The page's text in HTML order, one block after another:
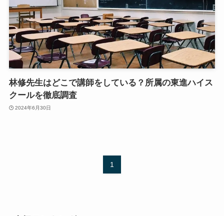
林修先生はどこで講師をしている？所属の東進ハイス
クールを徹底調査
2024年6月30日
1